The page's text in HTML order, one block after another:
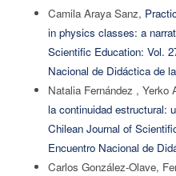
Camila Araya Sanz,
in physics classes: a
Scientific Education: Vol.
Nacional de Didáctica de
Natalia Fernández , Yerko
la continuidad estructural:
Chilean Journal of
Encuentro Nacional de
Carlos González-Olave,